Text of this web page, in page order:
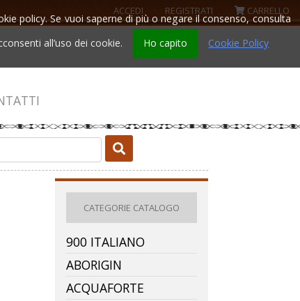
policy. Se vuoi saperne di più o negare il consenso, consulta
all’uso dei cookie.
Ho capito Cookie Policy
ACCEDI REGISTRATI CARRELLO
CATEGORIE CATALOGO
900 ITALIANO
ABORIGIN
ACQUAFORTE